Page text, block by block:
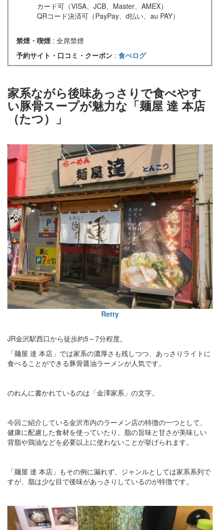
カード可（VISA、JCB、Master、AMEX）
QRコード決済可（PayPay、d払い、au PAY）
禁煙・喫煙 : 全席禁煙
予約サイト・口コミ・クーポン : 食べログ
家系ながら後味あっさりで食べやす
い豚骨スープが魅力な「麺屋 達 本店
（たつ）」
Retty
JR金沢駅西口から徒歩約5～7分程度。
「麺屋 達 本店」では家系の濃厚さも残しつつ、あっさりライトに
食べることができる豚骨醤油ラーメンが人気です。
のれんに書かれているのは「金澤家系」の文字。
今回ご紹介している金沢市内のラーメン店の特徴の一つとして、
健康に配慮した食材を使っていたり、脂の旨味と甘さが美味しい
背脂や鶏油などを必要以上に使わないことが挙げられます。
「麺屋 達 本店」もその例に漏れず、ジャンルとしては家系系列で
すが、脂は少な目で後味があっさりしているのが特徴です。